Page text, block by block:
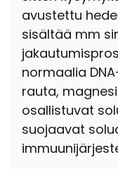
avustettu
sisältää mm
normaalia
rauta,
osallistuvat
suojaavat